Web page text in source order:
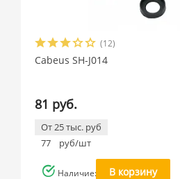
(12)
Cabeus SH-J014
81 руб.
От 25 тыс. руб
77
руб/шт
Наличие: многоВ корзину